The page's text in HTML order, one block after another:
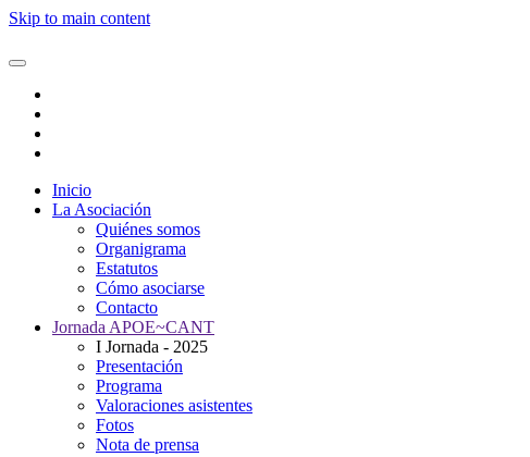
Skip to main content
Inicio
La Asociación
Quiénes somos
Organigrama
Estatutos
Cómo asociarse
Contacto
Jornada APOE~CANT
I Jornada - 2025
Presentación
Programa
Valoraciones asistentes
Fotos
Nota de prensa